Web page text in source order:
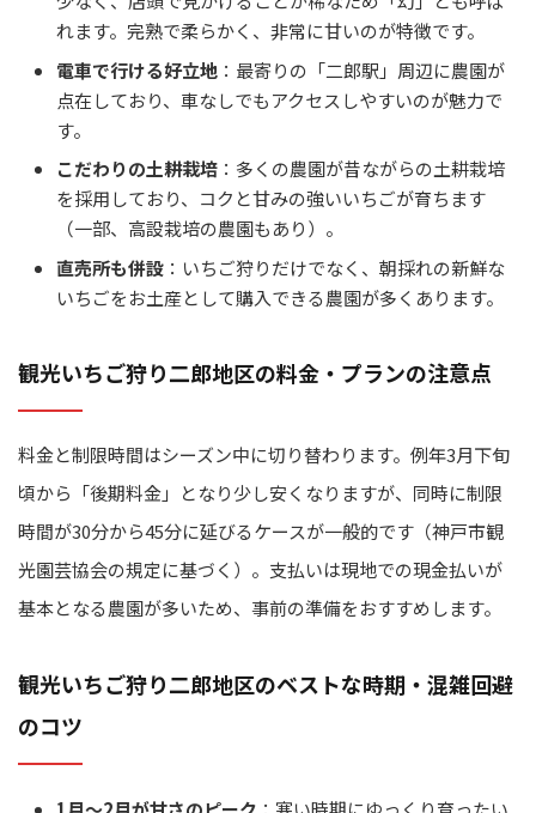
れます。完熟で柔らかく、非常に甘いのが特徴です。
電車で行ける好立地 ：最寄りの「二郎駅」周辺に農園が
点在しており、車なしでもアクセスしやすいのが魅力で
す。
こだわりの土耕栽培 ：多くの農園が昔ながらの土耕栽培
を採用しており、コクと甘みの強いいちごが育ちます
（一部、高設栽培の農園もあり）。
直売所も併設 ：いちご狩りだけでなく、朝採れの新鮮な
いちごをお土産として購入できる農園が多くあります。
観光いちご狩り二郎地区の料金・プランの注意点
料金と制限時間はシーズン中に切り替わります。例年3月下旬
頃から「後期料金」となり少し安くなりますが、同時に制限
時間が30分から45分に延びるケースが一般的です（神戸市観
光園芸協会の規定に基づく）。支払いは現地での現金払いが
基本となる農園が多いため、事前の準備をおすすめします。
観光いちご狩り二郎地区のベストな時期・混雑回避
のコツ